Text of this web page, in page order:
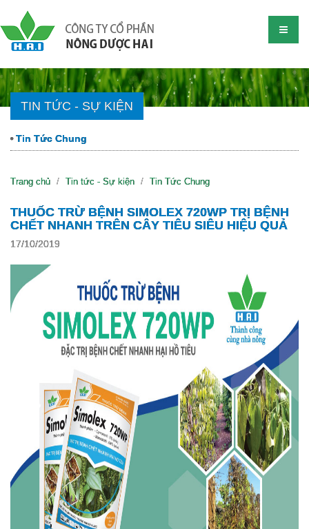
TIN TỨC - SỰ KIỆN
Tin Tức Chung
Trang chủ Tin tức - Sự kiện Tin Tức Chung
THUỐC TRỪ BỆNH SIMOLEX 720WP TRỊ BỆNH
CHẾT NHANH TRÊN CÂY TIÊU SIÊU HIỆU QUẢ
17/10/2019